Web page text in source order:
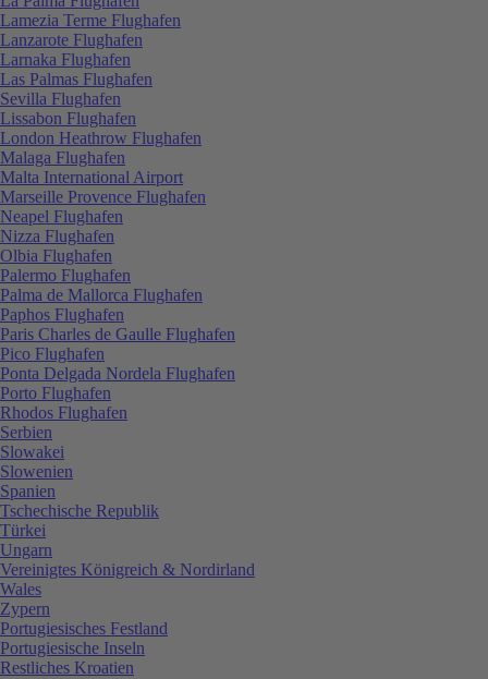
Lamezia Terme Flughafen
Lanzarote Flughafen
Larnaka Flughafen
Las Palmas Flughafen
Sevilla Flughafen
Lissabon Flughafen
London Heathrow Flughafen
Malaga Flughafen
Malta International Airport
Marseille Provence Flughafen
Neapel Flughafen
Nizza Flughafen
Olbia Flughafen
Palermo Flughafen
Palma de Mallorca Flughafen
Paphos Flughafen
Paris Charles de Gaulle Flughafen
Pico Flughafen
Ponta Delgada Nordela Flughafen
Porto Flughafen
Rhodos Flughafen
Serbien
Slowakei
Slowenien
Spanien
Tschechische Republik
Türkei
Ungarn
Vereinigtes Königreich & Nordirland
Wales
Zypern
Portugiesisches Festland
Portugiesische Inseln
Restliches Kroatien